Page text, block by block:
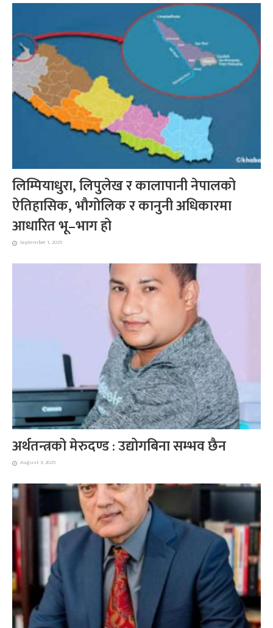
लिम्पियाधुरा, लिपुलेख र कालापानी नेपालको
ऐतिहासिक, भौगोलिक र कानुनी अधिकारमा
आधारित भू–भाग हो
September 1, 2025
अर्थतन्त्रको मेरुदण्ड : उद्योगबिना सम्भव छैन
August 3, 2025